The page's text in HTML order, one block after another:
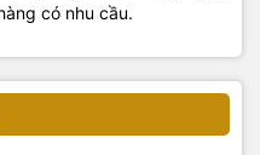
có nhu cầu.